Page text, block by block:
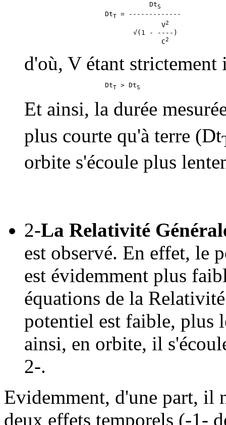
                               Dt
S
                    Dt
T = -------------
                                  V
2
                           √(1 - ----)
                                  C
2
d'où, V étant strictement
                    Dt
T > DtS
Et ainsi, la durée
plus courte qu'à terre (Dt
orbite s'écoule plus
2-La Relativité
est observé. En effet, le
est évidemment plus
équations de la
potentiel est faible, plus
ainsi, en orbite, il
2-.
Evidemment, d'une part, il
deux effets temporels (-1-